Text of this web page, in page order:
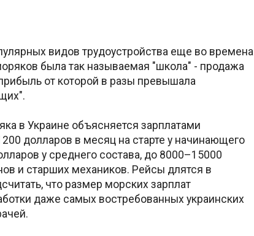
видов трудоустройства еще во времена
была так называемая "школа" - продажа
от которой в разы превышала
в Украине объясняется зарплатами
долларов в месяц на старте у начинающего
у среднего состава, до 8000–15000
и старших механиков. Рейсы длятся в
что размер морских зарплат
даже самых востребованных украинских